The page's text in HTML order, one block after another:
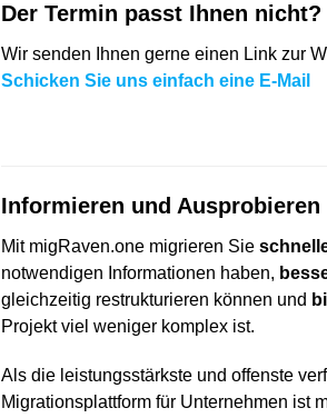
Der Termin passt Ihnen nicht?
Wir senden Ihnen gerne einen Link zur
Schicken Sie uns einfach eine E-Mail
Informieren und Ausprobieren
Mit migRaven.one migrieren Sie
notwendigen Informationen haben,
gleichzeitig restrukturieren können und
Projekt viel weniger komplex ist.
Als die leistungsstärkste und offenste
Migrationsplattform für Unternehmen ist